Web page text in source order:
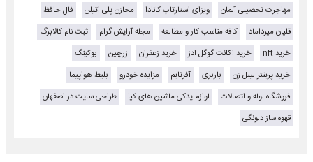
مهاجرت تحصیلی آلمان
ویزای استارتاپ کانادا مخازن پلی اتیلن
فال حافظ
قلیان میرداماد
کافه مناسب کار و مطالعه مجله آرایش گرام
ثبت نام کالابرگ
خرید nft
خرید اکانت گوگل ادز خرید زعفران زرچین
بوکینگ
خرید پرینتر لیبل زن
باربری آفرتایم مزایده خودرو
بلیط هواپیما
فروشگاه لوله و اتصالات
لوازم یدکی ماشین های کیا
طراحی سایت در اصفهان
قهوه ساز دلونگی